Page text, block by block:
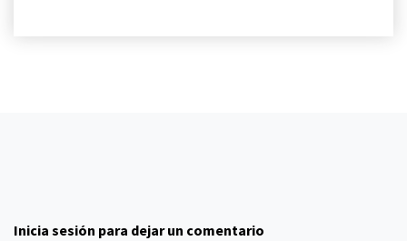
Inicia sesión para dejar un comentario